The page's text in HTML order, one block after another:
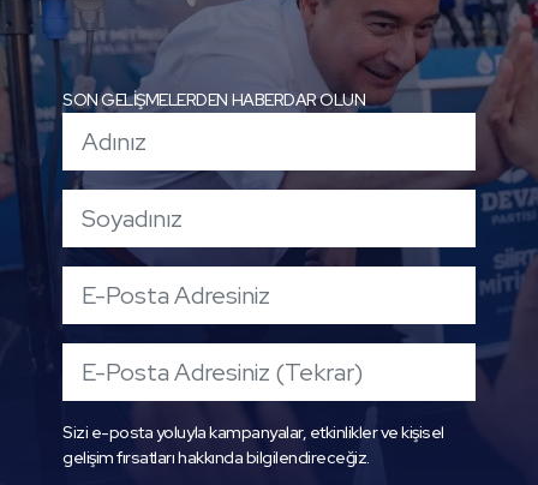
SON GELİŞMELERDEN HABERDAR OLUN
Sizi e-posta yoluyla kampanyalar, etkinlikler ve kişisel
gelişim fırsatları hakkında bilgilendireceğiz.